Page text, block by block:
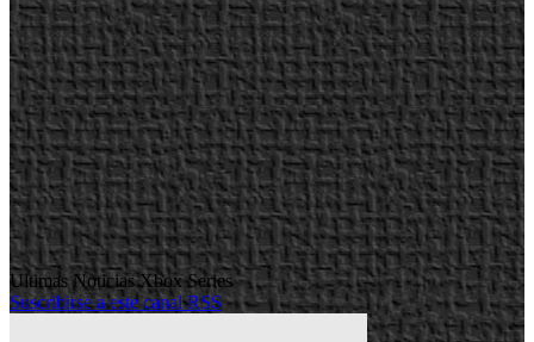
Ultimas Noticias Xbox Series
Suscribirse a este canal RSS